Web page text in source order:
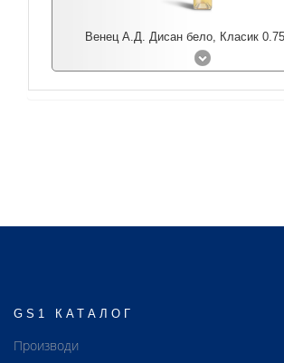
Венец А.Д. Дисан бело, Класик
GS1 КАТАЛОГ
Производи